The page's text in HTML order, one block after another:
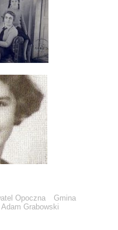
Opoczna
Gmina
Adam Grabowski